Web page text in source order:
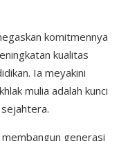
komitmennya
kualitas
Ia meyakini
mulia adalah kunci
generasi